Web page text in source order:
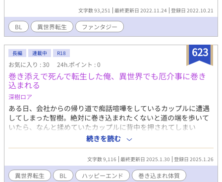
トーク画面。 ・表紙は自分絵。本文そっちのけでお絵描きした。
・ちなみに表紙絵元絵はポイピクにあるよ！ポイピクにはプロフ
のサイトから飛べるよ！ ・ムーンライトノベルズさんでも投稿し
始めました。
「お前は私の花嫁になるため、この世界に喚ばれた」のだと。 そ
んな事を受け入れられるはずもなく、当然のごとく突っぱねる翔
真だが、どうやらこの国はいろいろと訳ありなようで……
文字数 93,251 最終更新日 2022.11.24 登録日 2022.10.21
BL 異世界転生 ファンタジー
623
長編 連載中 R18
お気に入り : 30 24h.ポイント : 0
巻き添えで死んで転生した俺、異世界でも厄介事に巻き
込まれる
深樹ロア
ある日、会社からの帰り道で痴話喧嘩をしているカップルに遭遇
してしまった智樹。絶対に巻き込まれたくないと道の端を歩いて
いたら、なんと揉めていたカップルに背中を押されてしまい
──── 初投稿なので設定ユルユルかもしれませんが、それでも
良ければお付き合い下さい。 描き始め:2025/1/26
続きを読む
文字数 9,116 最終更新日 2025.1.30 登録日 2025.1.26
異世界転生 BL ハッピーエンド 巻き込まれ体質